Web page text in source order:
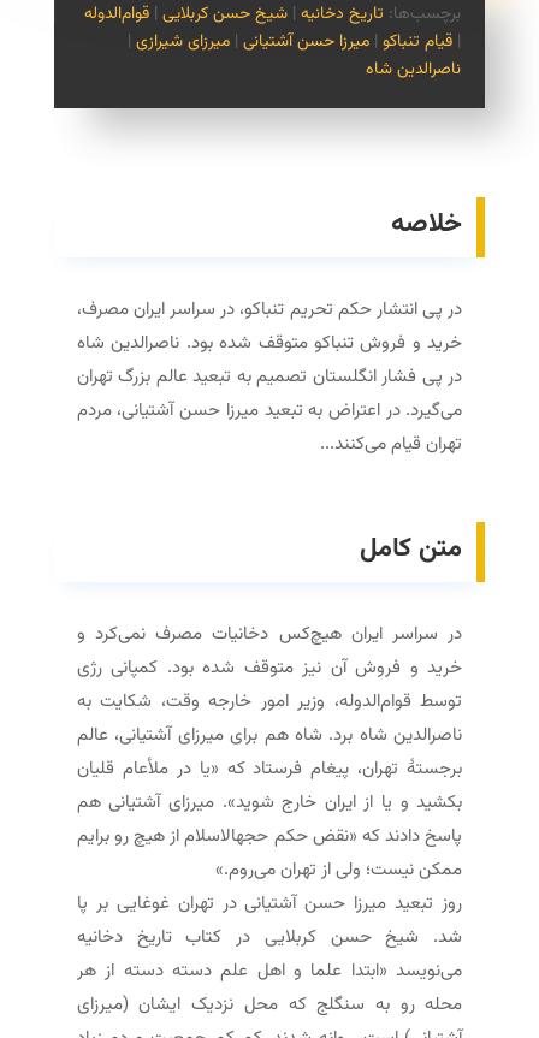
برچسب‌ها: تاریخ دخانیه| شیخ حسن کربلایی| قوام‌الدوله
| قیام تنباکو| میرزا حسن آشتیانی| میرزای شیرازی|
ناصرالدین شاه
خلاصه
در پی انتشار حکم تحریم تنباکو، در سراسر ایران مصرف،
خرید و فروش تنباکو متوقف شده بود. ناصرالدین شاه
در پی فشار انگلستان تصمیم به تبعید عالم بزرگ تهران
می­‌گیرد. در اعتراض به تبعید میرزا حسن آشتیانی، مردم
تهران قیام می‌‌کنند...
متن کامل
در سراسر ایران هیچ‌کس دخانیات مصرف نمی‌­کرد و
خرید و فروش آن نیز متوقف شده بود. کمپانی رژی
توسط قوام‌الدوله، وزیر امور خارجه وقت، شکایت به
ناصرالدین شاه برد. شاه هم برای میرزای آشتیانی، عالم
برجستهٔ تهران، پیغام فرستاد که «یا در ملأعام قلیان
بکشید و یا از ایران خارج شوید». میرزای آشتیانی هم
پاسخ دادند که «نقض حکم حجهالاسلام از هیچ رو برایم
ممکن نیست؛ ولی از تهران می­‌روم.»
روز تبعید میرزا حسن آشتیانی در تهران غوغایی بر پا
شد. شیخ حسن کربلایی در کتاب تاریخ دخانیه
می‌نویسد «ابتدا علما و اهل علم دسته دسته از هر
محله رو به سنگلج که محل نزدیک ایشان (میرزای